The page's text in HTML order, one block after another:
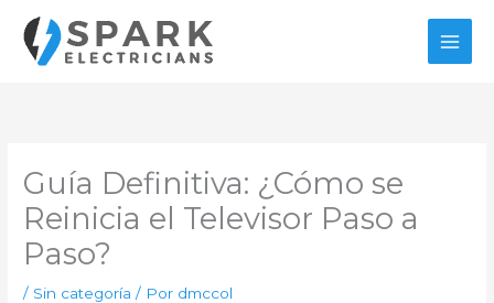
contenido
Guía Definitiva: ¿Cómo se
Reinicia el Televisor Paso a
Paso?
/ Sin categoría / Por dmccol